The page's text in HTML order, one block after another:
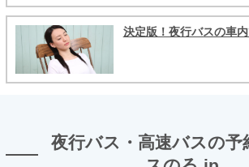
決定版！夜行バスの車
夜行バス・高速バスの予